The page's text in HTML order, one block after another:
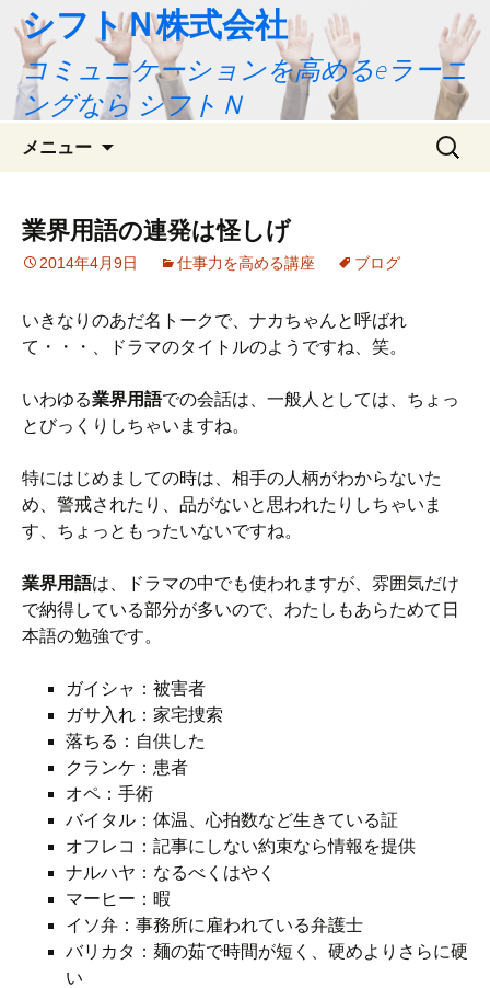
シフトＮ株式会社
コミュニケーションを高めるeラーニ
ングなら シフトＮ
メニュー
ツ
へ
キ
ッ
検
業界用語の連発は怪しげ
2014年4月9日 仕事力を高める講座 ブログ
いきなりのあだ名トークで、ナカちゃんと呼ばれ
て・・・、ドラマのタイトルのようですね、笑。
いわゆる業界用語での会話は、一般人としては、ちょっ
とびっくりしちゃいますね。
特にはじめましての時は、相手の人柄がわからないた
め、警戒されたり、品がないと思われたりしちゃいま
す、ちょっともったいないですね。
業界用語は、ドラマの中でも使われますが、雰囲気だけ
で納得している部分が多いので、わたしもあらためて日
本語の勉強です。
ガイシャ：被害者
ガサ入れ：家宅捜索
落ちる：自供した
クランケ：患者
オペ：手術
バイタル：体温、心拍数など生きている証
オフレコ：記事にしない約束なら情報を提供
ナルハヤ：なるべくはやく
マーヒー：暇
イソ弁：事務所に雇われている弁護士
バリカタ：麺の茹で時間が短く、硬めよりさらに硬
い